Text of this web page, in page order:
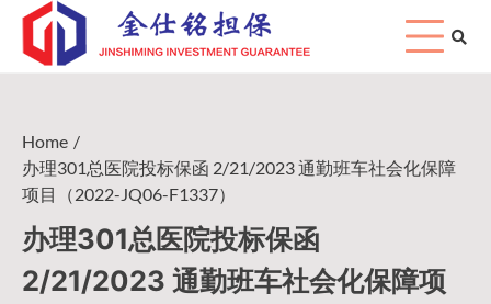
Skip
content
Home
办理301总医院投标保函 2/21/2023 通勤班车社会化保障
项目（2022-JQ06-F1337）
办理301总医院投标保函
2/21/2023 通勤班车社会化保障项